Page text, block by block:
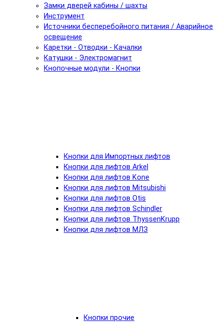
Замки дверей кабины / шахты
Инструмент
Источники бесперебойного питания / Аварийное
освещение
Каретки - Отводки - Качалки
Катушки - Электромагнит
Кнопочные модули - Кнопки
Кнопки для Импортных лифтов
Кнопки для лифтов Arkel
Кнопки для лифтов Kone
Кнопки для лифтов Mitsubishi
Кнопки для лифтов Otis
Кнопки для лифтов Schindler
Кнопки для лифтов ThyssenKrupp
Кнопки для лифтов МЛЗ
Кнопки прочие